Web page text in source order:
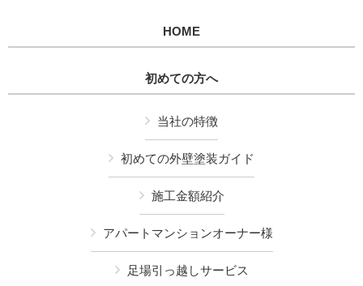
HOME
初めての方へ
当社の特徴
初めての外壁塗装ガイド
施工金額紹介
アパートマンションオーナー様
足場引っ越しサービス